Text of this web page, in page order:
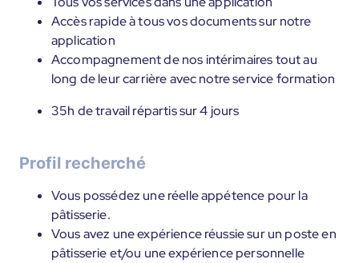
Accès rapide à tous vos documents sur notre
application
Accompagnement de nos intérimaires tout au
long de leur carrière avec notre service formation
35h de travail répartis sur 4 jours
Profil recherché
Vous possédez une réelle appétence pour la
pâtisserie.
Vous avez une expérience réussie sur un poste en
pâtisserie et/ou une expérience personnelle